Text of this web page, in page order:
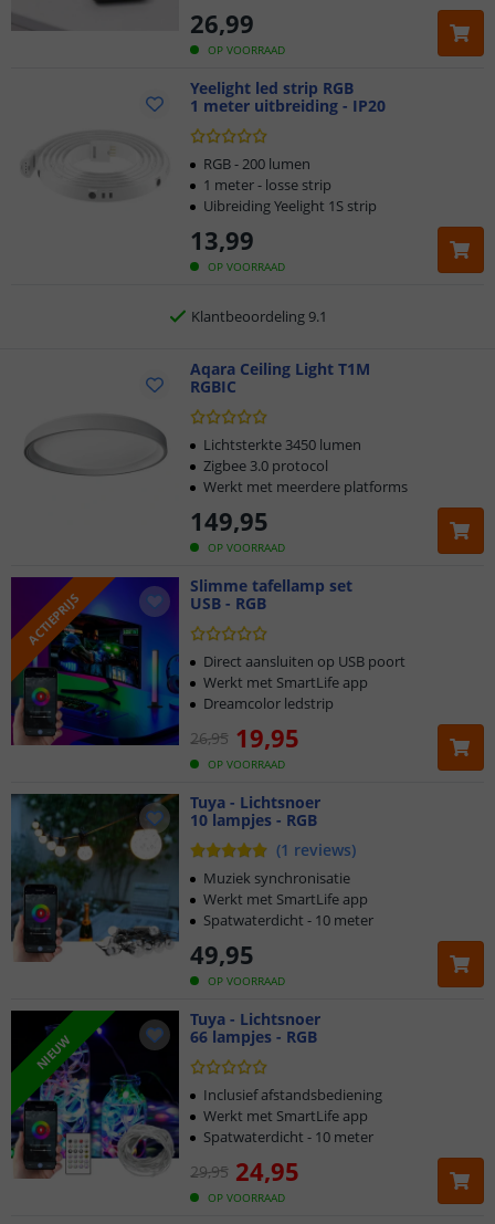
OP VOORRAAD
26,99
Yeelight led strip RGB
1 meter uitbreiding - IP20
OP VOORRAAD
13,99
RGB - 200 lumen
1 meter - losse strip
Uibreiding Yeelight 1S strip
Klantbeoordeling 9.1
Voor 23:45 uur besteld,morgen in huis
2 jaar garantie
Gratis verzending vanaf € 20,-
Klantbeoordeling 9.1
Voor 23:45 uur besteld,morgen in huis
Aqara Ceiling Light T1M
RGBIC
OP VOORRAAD
149,95
Lichtsterkte 3450 lumen
Zigbee 3.0 protocol
Werkt met meerdere platforms
ACTIEPRIJS
Slimme tafellamp set
USB - RGB
OP VOORRAAD
26,95 19,95
Direct aansluiten op USB poort
Werkt met SmartLife app
Dreamcolor ledstrip
Tuya - Lichtsnoer
10 lampjes - RGB
(1 reviews)
OP VOORRAAD
49,95
Muziek synchronisatie
Werkt met SmartLife app
Spatwaterdicht - 10 meter
NIEUW
Tuya - Lichtsnoer
66 lampjes - RGB
OP VOORRAAD
29,95 24,95
Inclusief afstandsbediening
Werkt met SmartLife app
Spatwaterdicht - 10 meter